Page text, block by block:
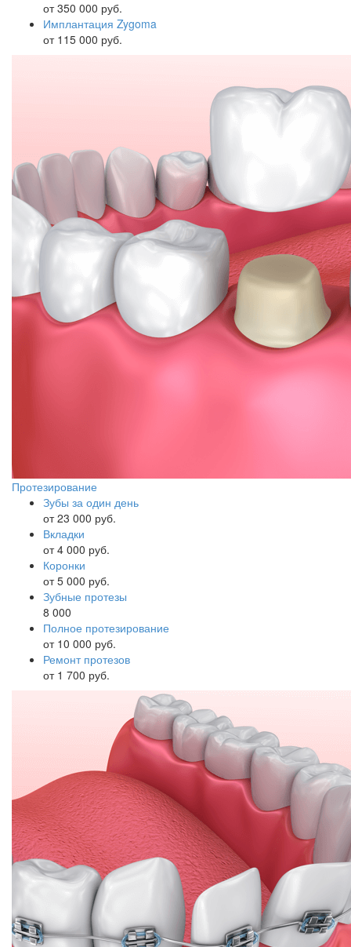
от 350 000 руб.
Имплантация Zygoma
от 115 000 руб.
Протезирование
Зубы за один день
от 23 000 руб.
Вкладки
от 4 000 руб.
Коронки
от 5 000 руб.
Зубные протезы
8 000
Полное протезирование
от 10 000 руб.
Ремонт протезов
от 1 700 руб.